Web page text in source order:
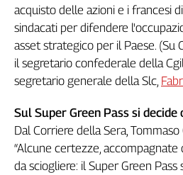
Inserti
Idea
Diffusa
InFlai
Le
trasmissioni
tv
Work
acquisto delle azioni e i francesi
sindacati per difendere
asset strategico per il Paese. (Su
il segretario confederale della Cgil,
segretario generale della Slc,
Sul Super Green Pass si decide
Dal Corriere della Sera, Tommaso
“Alcune certezze, accompagnate
da sciogliere: il Super Green Pass